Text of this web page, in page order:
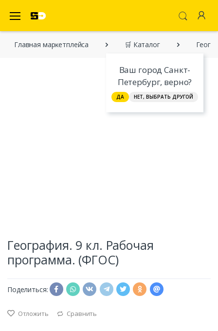
Ваш город Санкт-
Петербург, верно?
ДА НЕТ, ВЫБРАТЬ ДРУГОЙ
Главная марĸетплейса 🛒 Каталог
География. 9 кл. Рабочая
программа. (ФГОС)
Поделиться:
Отложить Сравнить